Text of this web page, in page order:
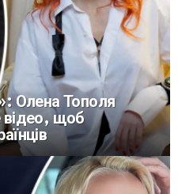
Олена Тополя
відео, щоб